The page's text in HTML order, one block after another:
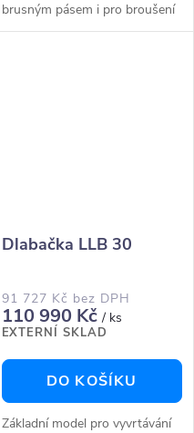
brusným pásem i pro broušení
dýhy Naklápění brusné jednotky
Dlabačka LLB 30
91 727 Kč bez DPH
110 990 Kč/ ks
EXTERNÍ SKLAD
DO KOŠÍKU
Základní model pro vyvrtávání